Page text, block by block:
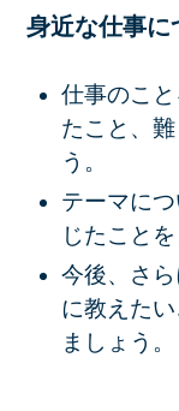
身近な仕事に
仕事のこ
たこと、
う。
テーマに
じたことを
今後、さ
に教えた
ましょう。